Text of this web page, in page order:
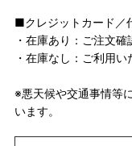
■クレジットカード／
・在庫あり：ご注文
・在庫なし：ご利用い
※悪天候や交通事情等
います。